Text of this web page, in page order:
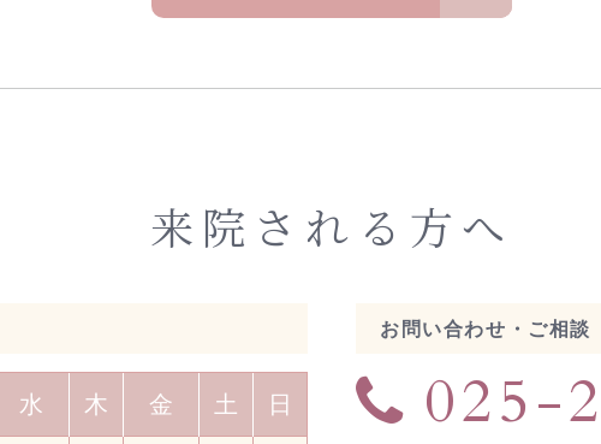
来院される方へ
水 木 金 土 日
お問い合わせ・ご相談
025-